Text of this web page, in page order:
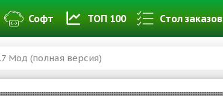
Софт ТОП 100 Стол заказов
Мод (полная версия)